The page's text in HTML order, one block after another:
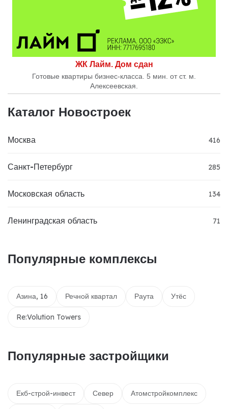
ЖК Лайм. Дом сдан
Готовые квартиры бизнес-класса. 5 мин. от ст. м.
Алексеевская.
Каталог Новостроек
Москва 416
Санкт-Петербург 285
Московская область 134
Ленинградская область 71
Популярные комплексы
Азина, 16 Речной квартал Раута Утёс
Re:Volution Towers
Популярные застройщики
Екб-строй-инвест Север Атомстройкомплекс